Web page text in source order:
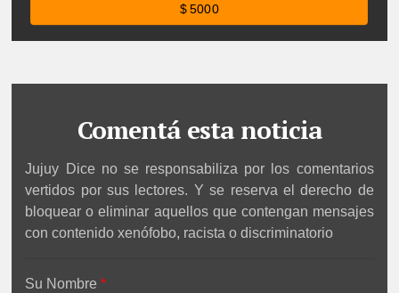
$ 5000
Comentá esta noticia
Jujuy Dice no se responsabiliza por los comentarios
vertidos por sus lectores. Y se reserva el derecho de
bloquear o eliminar aquellos que contengan mensajes
con contenido xenófobo, racista o discriminatorio
Su Nombre